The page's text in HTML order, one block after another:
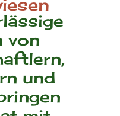
von
und